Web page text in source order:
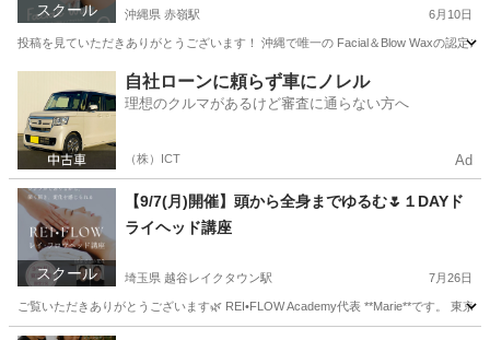
スクール 沖縄県 赤嶺駅 6月10日
投稿を見ていただきありがとうございます！ 沖縄で唯一の Facial＆Blow Waxの認定
赤嶺駅 美容健康 フェイシャル
自社ローンに頼らず車にノレル
理想のクルマがあるけど審査に通らない方へ
（株）ICT Ad
スクール
【9/7(月)開催】頭から全身までゆるむ🌷１DAYド
ライヘッド講座
埼玉県 越谷レイクタウン駅 7月26日
ご覧いただきありがとうございます🌿 REI•FLOW Academy代表 **Marie**です。 東